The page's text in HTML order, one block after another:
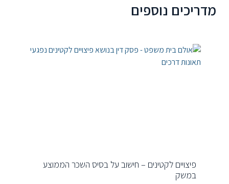
מדריכים נוספים
פיצויים לקטינים – חישוב על בסיס השכר הממוצע
במשק